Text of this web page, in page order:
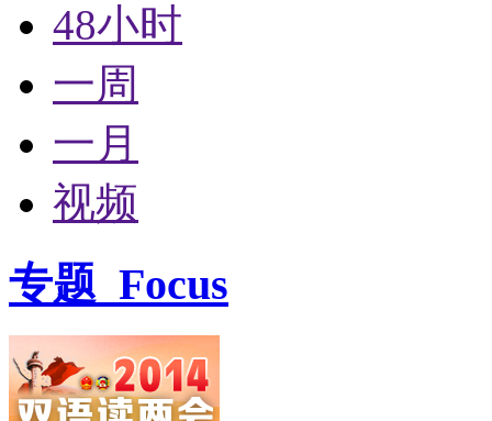
48小时
一周
一月
视频
专题 Focus